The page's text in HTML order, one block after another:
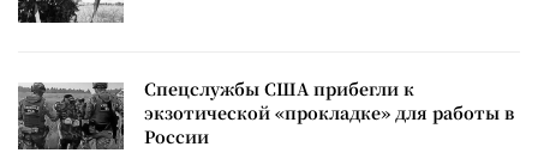
Спецслужбы США прибегли к
экзотической «прокладке» для работы в
России